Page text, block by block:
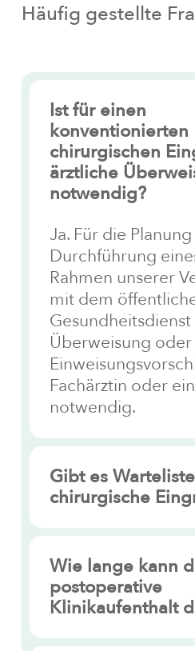
Häufig gestellte
Ist für einen
konventionierten
chirurgischen
ärztliche
notwendig?
Ja. Für die
Durchführung
Rahmen unserer
mit dem
Überweisung
Fachärztin oder
notwendig.
Gibt es
chirurgische
anhand einer
die auf der
Priorität des
Wie lange kann
postoperative
Klinikaufenthalt